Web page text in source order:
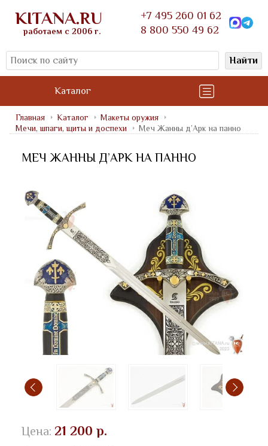
KITANA.RU
работаем с 2006 г.
+7 495 260 01 62
8 800 550 49 62
Найти
Каталог
Главная Каталог
Макеты оружия
Мечи, шпаги, щиты и доспехи
Меч Жанны д’Арк на панно
МЕЧ ЖАННЫ Д’АРК НА ПАННО
Цена: 21 200 р.